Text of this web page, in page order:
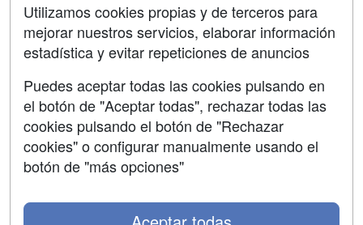
Copyleft
Grupo formazion:
Utilizamos cookies propias y de terceros para
mejorar nuestros servicios, elaborar información
estadística y evitar repeticiones de anuncios
Puedes aceptar todas las cookies pulsando en
el botón de "Aceptar todas", rechazar todas las
cookies pulsando el botón de "Rechazar
cookies" o configurar manualmente usando el
botón de "más opciones"